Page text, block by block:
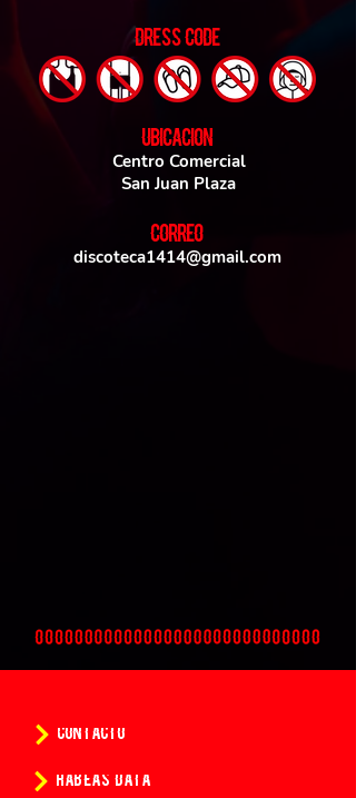
DRESS CODE
UBICACIoN
Centro Comercial
San Juan Plaza
CORREO
discoteca1414@gmail.com
CONTACTO
HABEAS DATA